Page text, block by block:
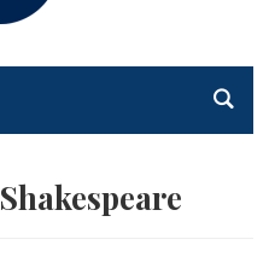
Shakespeare